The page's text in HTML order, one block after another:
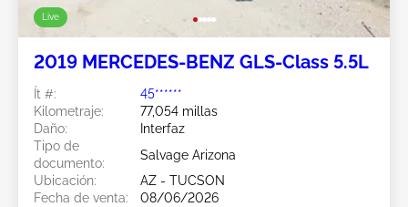
Live
2019 MERCEDES-BENZ GLS-Class 5.5L
Ít #:
45******
Kilometraje:
77,054 millas
Daño:
Interfaz
Tipo de
documento:
Salvage Arizona
Ubicación:
AZ - TUCSON
Fecha de venta:
08/06/2026